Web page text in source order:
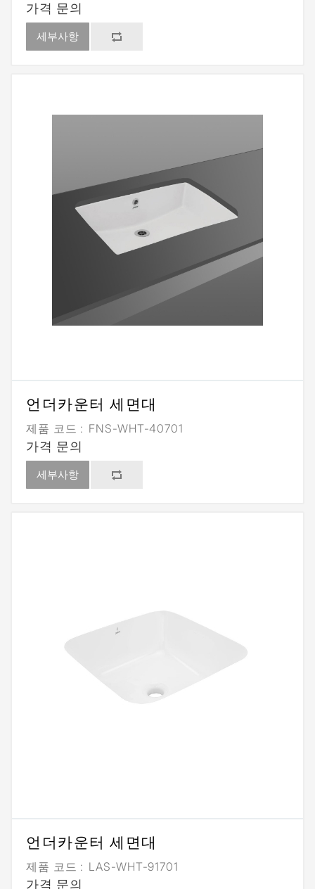
가격 문의
세부사항
언더카운터 세면대
제품 코드 : FNS-WHT-40701
가격 문의
세부사항
언더카운터 세면대
제품 코드 : LAS-WHT-91701
가격 문의